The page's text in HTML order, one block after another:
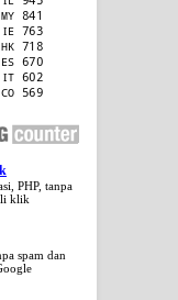
PHP, tanpa
klik
spam dan